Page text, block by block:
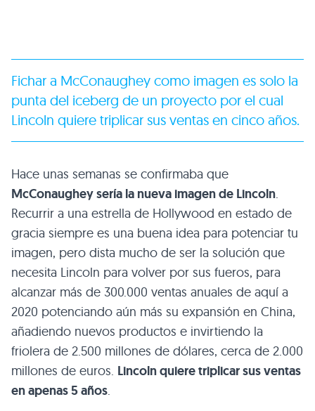
Fichar a McConaughey como imagen es solo la
punta del iceberg de un proyecto por el cual
Lincoln quiere triplicar sus ventas en cinco años.
Hace unas semanas se confirmaba que
McConaughey sería la nueva imagen de Lincoln.
Recurrir a una estrella de Hollywood en estado de
gracia siempre es una buena idea para potenciar tu
imagen, pero dista mucho de ser la solución que
necesita Lincoln para volver por sus fueros, para
alcanzar más de 300.000 ventas anuales de aquí a
2020 potenciando aún más su expansión en China,
añadiendo nuevos productos e invirtiendo la
friolera de 2.500 millones de dólares, cerca de 2.000
millones de euros. Lincoln quiere triplicar sus ventas
en apenas 5 años.